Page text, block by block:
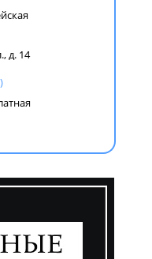
д. 14